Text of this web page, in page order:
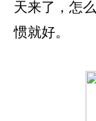
天来了，怎
惯就好。